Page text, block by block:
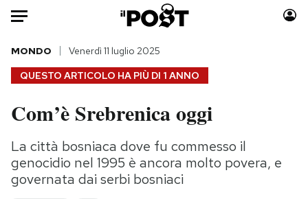
Auto
HOME
Italia
Politica
Tecnologia
Moda
Consumismi
Storie/Idee
QUESTO ARTICOLO HA PIÙ DI 1 ANNO
MONDO Venerdì 11 luglio 2025
Com’è Srebrenica oggi
La città bosniaca dove fu commesso il
genocidio nel 1995 è ancora molto povera, e
governata dai serbi bosniaci